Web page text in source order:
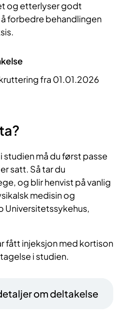
og etterlyser godt
forbedre behandlingen
fra 01.01.2026
studien må du først passe
satt. Så tar du
og blir henvist på vanlig
medisin og
Universitetssykehus,
fått injeksjon med kortison
i studien.
om deltakelse